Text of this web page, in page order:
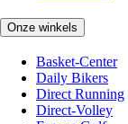
Onze winkels
Basket-Center
Daily Bikers
Direct Running
Direct-Volley